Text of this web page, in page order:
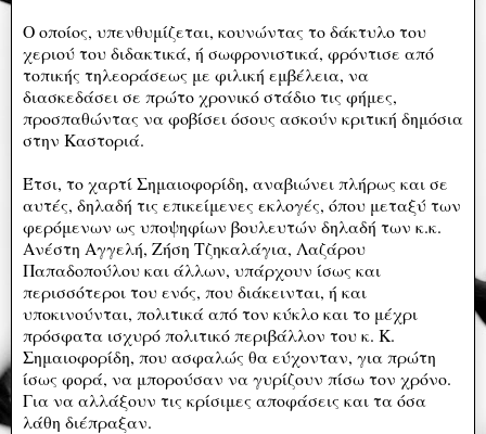
Ο οποίος, υπενθυμίζεται, κουνώντας το δάκτυλο του
χεριού του διδακτικά, ή σωφρονιστικά, φρόντισε από
τοπικής τηλεοράσεως με φιλική εμβέλεια, να
διασκεδάσει σε πρώτο χρονικό στάδιο τις φήμες,
προσπαθώντας να φοβίσει όσους ασκούν κριτική δημόσια
στην Καστοριά.
Έτσι, το χαρτί Σημαιοφορίδη, αναβιώνει πλήρως και σε
αυτές, δηλαδή τις επικείμενες εκλογές, όπου μεταξύ των
φερόμενων ως υποψηφίων βουλευτών δηλαδή των κ.κ.
Ανέστη Αγγελή, Ζήση Τζηκαλάγια, Λαζάρου
Παπαδοπούλου και άλλων, υπάρχουν ίσως και
περισσότεροι του ενός, που διάκεινται, ή και
υποκινούνται, πολιτικά από τον κύκλο και το μέχρι
πρόσφατα ισχυρό πολιτικό περιβάλλον του κ. Κ.
Σημαιοφορίδη, που ασφαλώς θα εύχονταν, για πρώτη
ίσως φορά, να μπορούσαν να γυρίζουν πίσω τον χρόνο.
Για να αλλάξουν τις κρίσιμες αποφάσεις και τα όσα
λάθη διέπραξαν.